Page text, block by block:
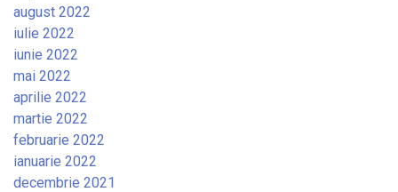
august 2022
iulie 2022
iunie 2022
mai 2022
aprilie 2022
martie 2022
februarie 2022
ianuarie 2022
decembrie 2021